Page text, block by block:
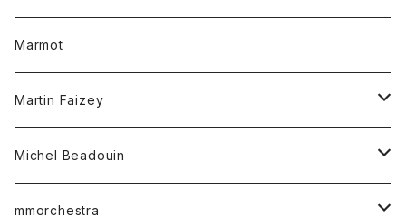
ベスト
ポロシャツ
ロングスリーブTシャツ
ワンピース
Tシャツ
トップス
Tシャツ
Marmot
Martin Faizey
ベルト
Michel Beadouin
トップス
mmorchestra